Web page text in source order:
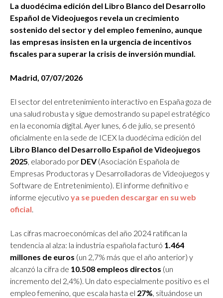
La duodécima edición del Libro Blanco del Desarrollo
Español de Videojuegos revela un crecimiento
sostenido del sector y del empleo femenino, aunque
las empresas insisten en la urgencia de incentivos
fiscales para superar la crisis de inversión mundial.
Madrid, 07/07/2026
El sector del entretenimiento interactivo en España goza de
una salud robusta y sigue demostrando su papel estratégico
en la economía digital. Ayer lunes, 6 de julio, se presentó
oficialmente en la sede de ICEX la duodécima edición del
Libro Blanco del Desarrollo Español de Videojuegos
2025, elaborado por DEV(Asociación Española de
Empresas Productoras y Desarrolladoras de Videojuegos y
Software de Entretenimiento). El informe definitivo e
informe ejecutivo ya se pueden descargar en su web
oficial.
Las cifras macroeconómicas del año 2024 ratifican la
tendencia al alza: la industria española facturó 1.464
millones de euros (un 2,7% más que el año anterior) y
alcanzó la cifra de 10.508 empleos directos (un
incremento del 2,4%). Un dato especialmente positivo es el
empleo femenino, que escala hasta el 27%, situándose un